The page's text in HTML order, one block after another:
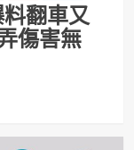
翻車又
傷害無